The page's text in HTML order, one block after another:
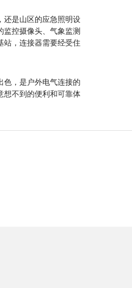
还是山区的应急照明设
监控摄像头、气象监测
站，连接器需要经受住
色，是户外电气连接的
想不到的便利和可靠体